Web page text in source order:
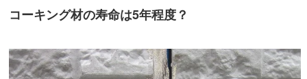
コーキング材の寿命は5年程度？